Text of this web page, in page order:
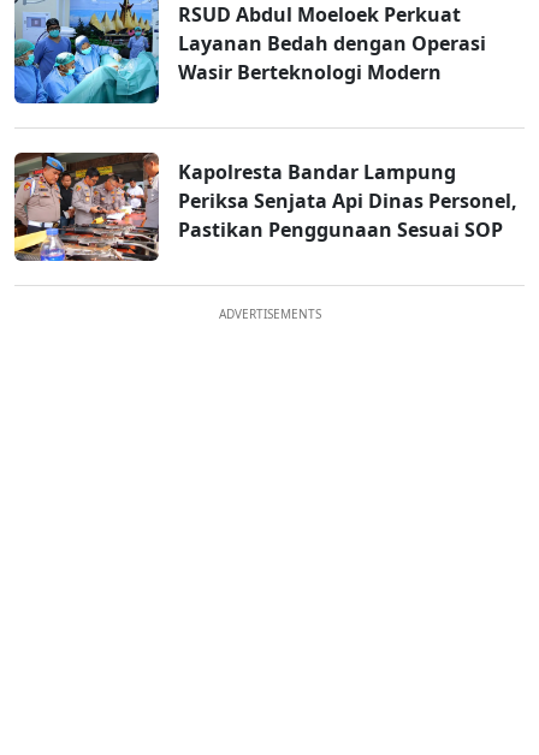
RSUD Abdul Moeloek Perkuat
Layanan Bedah dengan Operasi
Wasir Berteknologi Modern
Kapolresta Bandar Lampung
Periksa Senjata Api Dinas Personel,
Pastikan Penggunaan Sesuai SOP
ADVERTISEMENTS